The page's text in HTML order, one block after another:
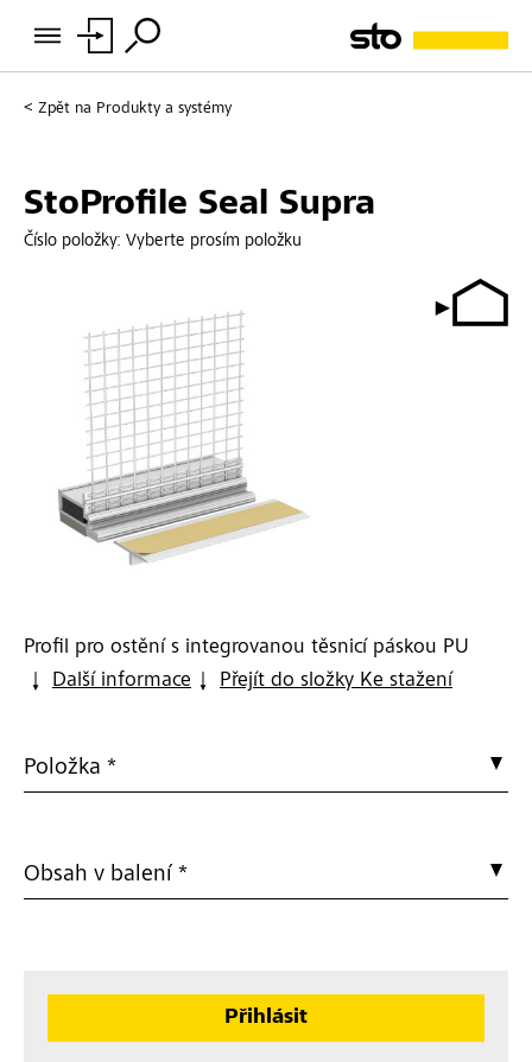
Zpět na Produkty a systémy
StoProfile Seal Supra
Číslo položky: Vyberte prosím položku
Profil pro ostění s integrovanou těsnicí páskou PU
Další informace
Přejít do složky Ke stažení
Položka *
Obsah v balení *
Přihlásit